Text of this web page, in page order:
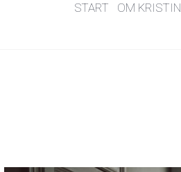
START OM KRISTIN